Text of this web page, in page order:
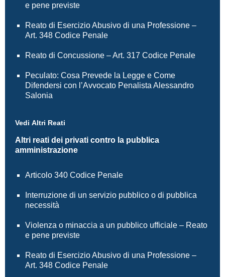
e pene previste
Reato di Esercizio Abusivo di una Professione –
Art. 348 Codice Penale
Reato di Concussione – Art. 317 Codice Penale
Peculato: Cosa Prevede la Legge e Come
Difendersi con l’Avvocato Penalista Alessandro
Salonia
Vedi Altri Reati
Altri reati dei privati contro la pubblica
amministrazione
Articolo 340 Codice Penale
Interruzione di un servizio pubblico o di pubblica
necessità
Violenza o minaccia a un pubblico ufficiale – Reato
e pene previste
Reato di Esercizio Abusivo di una Professione –
Art. 348 Codice Penale